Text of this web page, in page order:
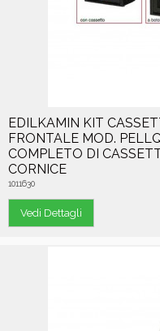
EDILKAMIN KIT
FRONTALE MOD.
COMPLETO DI
CORNICE
1011630
Vedi Dettagli